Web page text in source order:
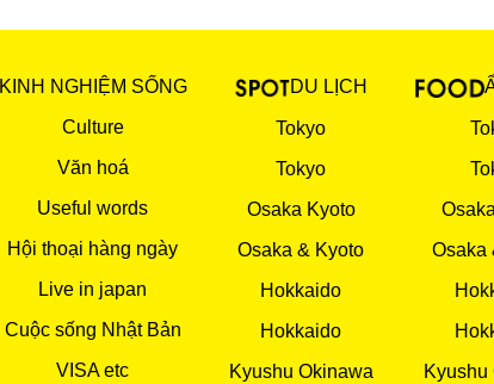
KINH NGHIỆM SỐNG
Culture
Văn hoá
Useful words
Hội thoại hàng ngày
Live in japan
Cuộc sống Nhật Bản
VISA etc
DU LỊCH
Tokyo
Tokyo
Osaka Kyoto
Osaka & Kyoto
Hokkaido
Hokkaido
Kyushu Okinawa
Osaka
Kyushu